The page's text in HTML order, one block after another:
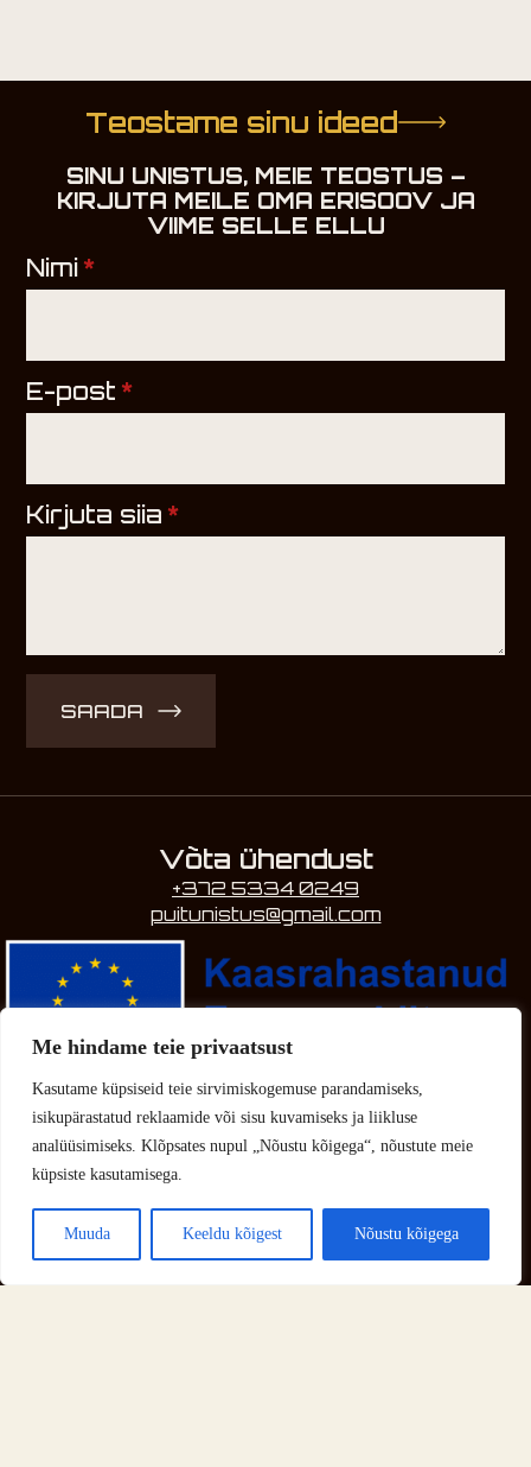
Me hindame teie privaatsust
Kasutame küpsiseid teie sirvimiskogemuse parandamiseks,
isikupärastatud reklaamide või sisu kuvamiseks ja liikluse
analüüsimiseks. Klõpsates nupul „Nõustu kõigega“, nõustute meie
küpsiste kasutamisega.
Muuda Keeldu kõigest Nõustu kõigega
Teostame sinu ideed
SINU UNISTUS, MEIE TEOSTUS –
KIRJUTA MEILE OMA ERISOOV JA
VIIME SELLE ELLU
Nimi *
E-post *
Kirjuta siia *
SAADA
Võta ühendust
+372 5334 0249
puitunistus@gmail.com
Viited
Tellimise juhend
Karksi, Viljandimaa
Jälgi meid sotsiaalmeedias